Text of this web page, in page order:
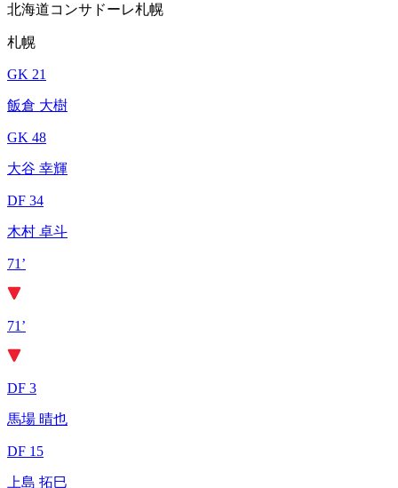
北海道コンサドーレ札幌
札幌
GK 21
飯倉 大樹
GK 48
大谷 幸輝
DF 34
木村 卓斗
71’
71’
DF 3
馬場 晴也
DF 15
上島 拓巳